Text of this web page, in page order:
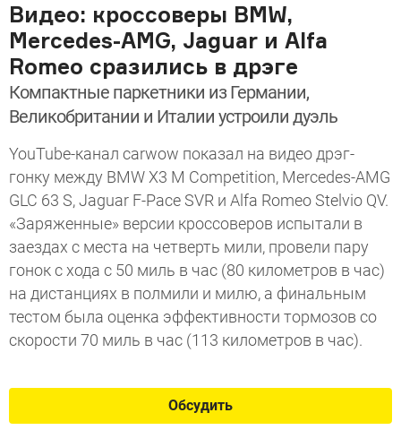
Видео: кроссоверы BMW,
Mercedes-AMG, Jaguar и Alfa
Romeo сразились в дрэге
Компактные паркетники из Германии,
Великобритании и Италии устроили дуэль
YouTube-канал carwow показал на видео дрэг-
гонку между BMW X3 M Competition, Mercedes-AMG
GLC 63 S, Jaguar F-Pace SVR и Alfa Romeo Stelvio QV.
«Заряженные» версии кроссоверов испытали в
заездах с места на четверть мили, провели пару
гонок с хода с 50 миль в час (80 километров в час)
на дистанциях в полмили и милю, а финальным
тестом была оценка эффективности тормозов со
скорости 70 миль в час (113 километров в час).
Обсудить